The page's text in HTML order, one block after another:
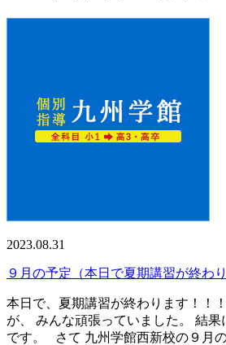
2023.08.31
９月の予定（本日で夏期講習が終わり
本日で、夏期講習が終わります！！
が、 みんな頑張っていました。 結
です。 さて 九州学館西新校の９月